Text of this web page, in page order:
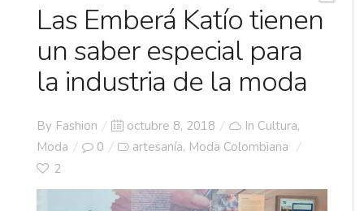
Las Emberá Katío tienen
un saber especial para
la industria de la moda
By Fashion
Posted
on
octubre 8, 2018 In Cultura,
Moda
0 artesanía, Moda Colombiana
2